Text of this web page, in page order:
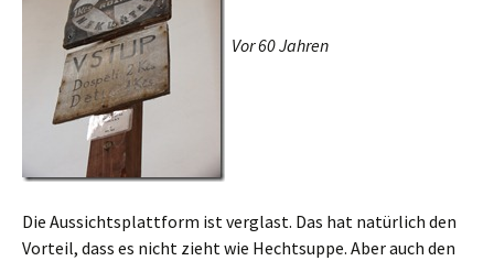
Vor 60 Jahren
Die Aussichtsplattform ist verglast. Das hat natürlich den
Vorteil, dass es nicht zieht wie Hechtsuppe. Aber auch den